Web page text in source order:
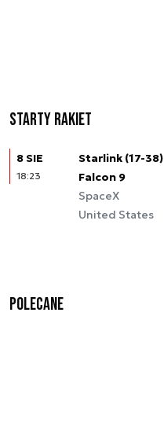
Starty rakiet
8 SIE
18:23
Starlink (17-38)
Falcon 9
SpaceX
United States
Polecane